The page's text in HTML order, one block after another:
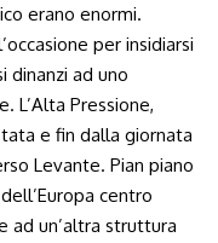
erano enormi.
per insidiarsi
dinanzi ad uno
L’Alta Pressione,
e fin dalla giornata
Levante. Pian piano
centro
ad un’altra struttura